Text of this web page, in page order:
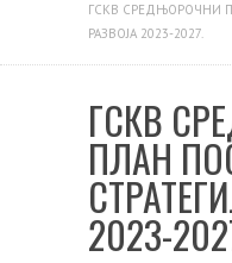
ГСКВ СРЕДЊОРОЧНИ
РАЗВОЈА 2023-2027.
ГСКВ
ПЛАН
2023-